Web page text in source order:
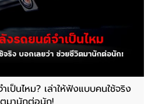
ป็นไหม? เล่าให้ฟังแบบคนใช้จริง